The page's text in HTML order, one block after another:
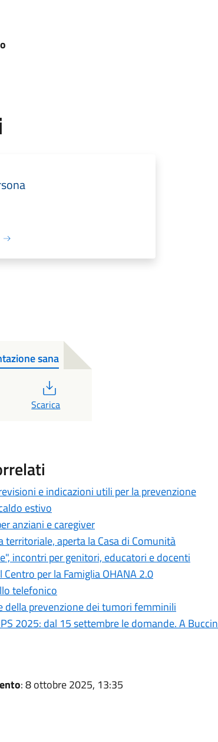
sana
Scarica
e indicazioni utili per la prevenzione
estivo
anziani e caregiver
territoriale, aperta la Casa di Comunità
incontri per genitori, educatori e docenti
per la Famiglia OHANA 2.0
telefonico
della prevenzione dei tumori femminili
2025: dal 15 settembre le domande. A
: 8 ottobre 2025, 13:35